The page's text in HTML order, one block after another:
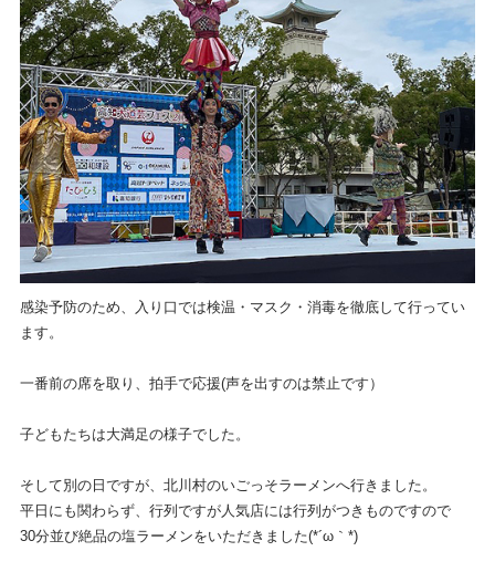
感染予防のため、入り口では検温・マスク・消毒を徹底して行ってい
ます。
一番前の席を取り、拍手で応援(声を出すのは禁止です）
子どもたちは大満足の様子でした。
そして別の日ですが、北川村のいごっそラーメンへ行きました。
平日にも関わらず、行列ですが人気店には行列がつきものですので
30分並び絶品の塩ラーメンをいただきました(*´ω｀*)